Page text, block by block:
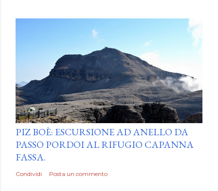
byLuca Mattiello
PIZ BOÈ: ESCURSIONE AD ANELLO DA
PASSO PORDOI AL RIFUGIO CAPANNA
FASSA.
Condividi Posta un commento